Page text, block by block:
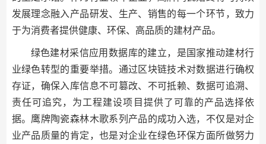
发展理念融入产品研发、生产、销售的每一个环节，致力
于为消费者提供健康、环保、高品质的建材产品。
绿色建材采信应用数据库的建立，是国家推动建材行
业绿色转型的重要举措。通过区块链技术对数据进行确权
存证，确保入库信息不可篡改、不可抵赖、数据可追溯、
责任可追究，为工程建设项目提供了可靠的产品选择依
据。鹰牌陶瓷森林木歌系列产品的成功入选，不仅是对企
业产品质量的肯定，也是对企业在绿色环保方面所做努力